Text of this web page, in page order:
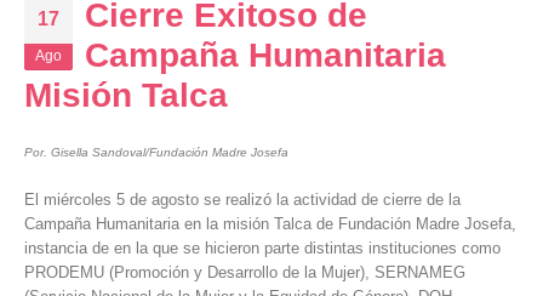
17
Ago
Cierre Exitoso de
Campaña Humanitaria
Misión Talca
Por. Gisella Sandoval/Fundación Madre Josefa
El miércoles 5 de agosto se realizó la actividad de cierre de la
Campaña Humanitaria en la misión Talca de Fundación Madre Josefa,
instancia de en la que se hicieron parte distintas instituciones como
PRODEMU (Promoción y Desarrollo de la Mujer), SERNAMEG